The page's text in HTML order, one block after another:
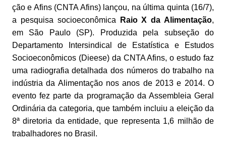
ção e Afins (CNTA Afins) lançou, na última quinta (16/7),
a pesquisa socioeconômica
Raio X da Alimentação,
em São Paulo (SP). Produzida pela subseção do
Departamento Intersindical de Estatística e Estudos
Socioeconômicos (Dieese) da CNTA Afins, o estudo faz
uma radiografia detalhada dos números do trabalho na
indústria da Alimentação nos anos de 2013 e 2014. O
evento fez parte da programação da Assembleia Geral
Ordinária da categoria, que também incluiu a eleição da
8ª diretoria da entidade, que representa 1,6 milhão de
trabalhadores no Brasil.